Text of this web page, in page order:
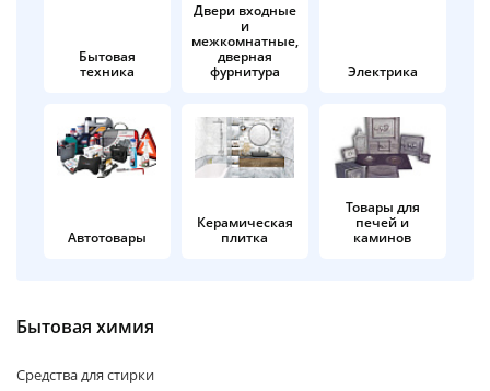
Бытовая
техника
Двери входные
и
межкомнатные,
дверная
фурнитура
Электрика
Автотовары
Керамическая
плитка
Товары для
печей и
каминов
Бытовая химия
Средства для стирки
раз в 2
недели
Остались вопросы?
8 800 302-02-51
plait.ru